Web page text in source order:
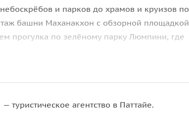
и парков до храмов и круизов по
башни Маханакхон с обзорной площадкой
прогулка по зелёному парку Люмпини, где
Следующий пункт — храм
и атмосферой древности.
туристическое агентство в Паттайе.